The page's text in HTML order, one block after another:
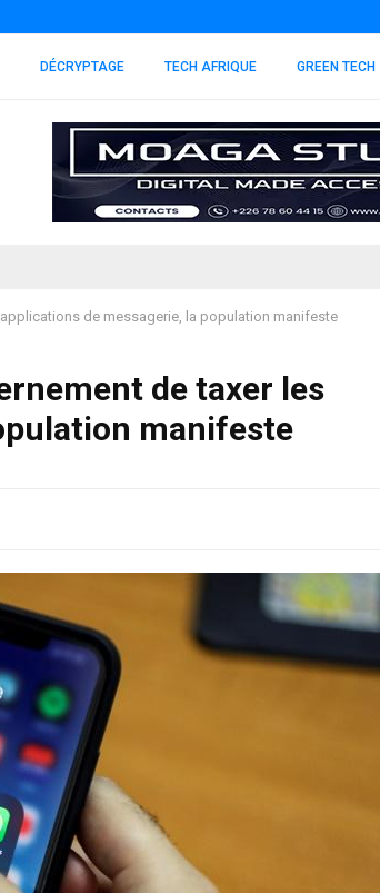
DÉCRYPTAGE TECH AFRIQUE GREEN TECH
de messagerie, la population manifeste
de taxer les
manifeste